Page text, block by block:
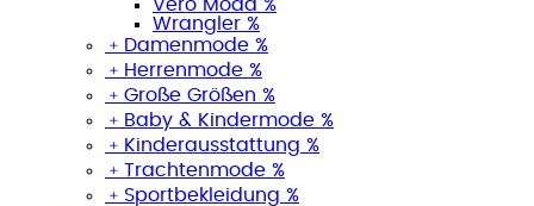
Vero Moda %
Wrangler %
﹢ Damenmode %
﹢ Herrenmode %
﹢ Große Größen %
﹢ Baby & Kindermode %
﹢ Kinderausstattung %
﹢ Trachtenmode %
﹢ Sportbekleidung %